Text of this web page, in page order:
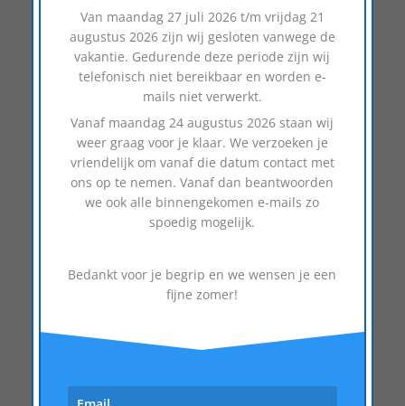
Maar erger nog, al je gereedschappen,
documentatie met jouw vakkennis en
wellicht bedrijfs-en privacygevoelige
documenten kunnen gestolen zijn. De
inventaris, jouw gespecialiseerde
gereedschappen die je in de loop der
jaren verzameld en opgebouwd hebt,
heb je niet zomaar weer bij elkaar. Nog
afgezien van alle ellende als er
Gratis polischeck
In je huidige verzekeringspolis die hoort
omschreven welke beveiligingseisen je
helemaal wat er bedoeld wordt of ben je
Van maandag 27 juli 2026 t/m vrijdag 21
augustus 2026zijn wij gesloten vanwege de
vakantie. Gedurende deze periode zijn wij
telefonisch niet bereikbaar en worden e-
mails niet verwerkt.
Vanaf maandag 24 augustus 2026 staan wij
weer graag voor je klaar. We verzoeken je
vriendelijk om vanaf die datum contact met
ons op te nemen. Vanaf dan beantwoorden
we ook alle binnengekomen e-mails zo
spoedig mogelijk.
Bedankt voor je begrip en we wensen je een
fijne zomer!